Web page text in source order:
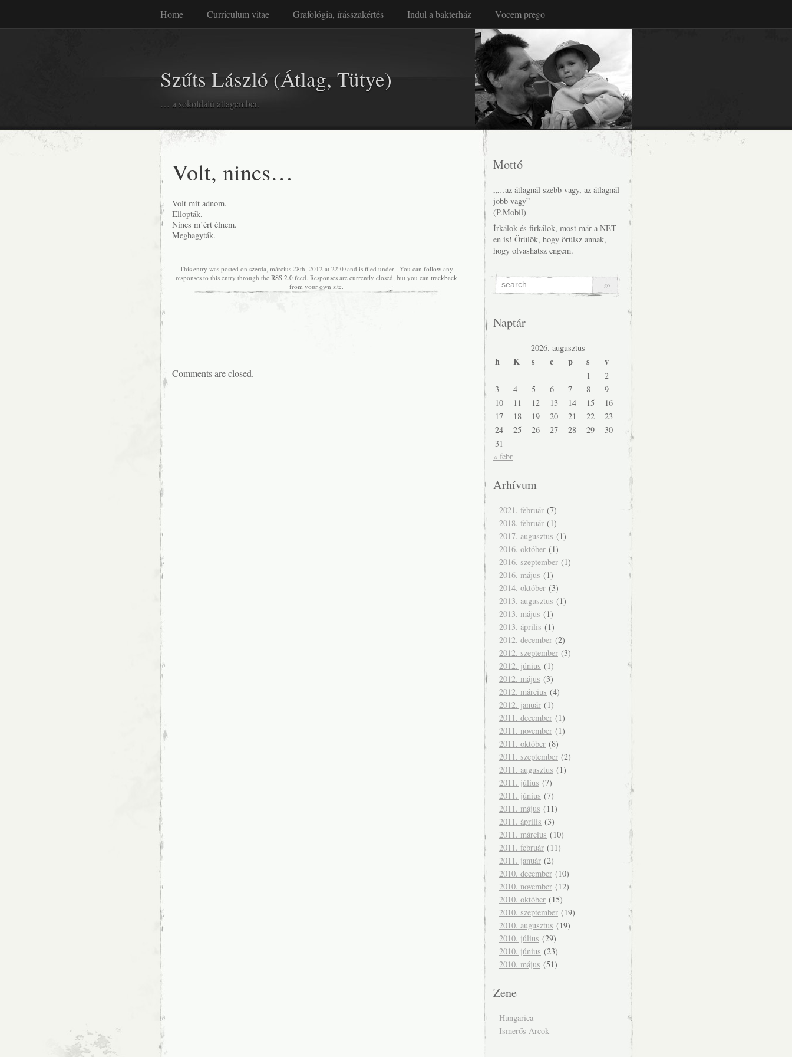
Home Curriculum vitae Grafológia, írásszakértés Indul a bakterház Vocem prego
… a sokoldalú átlagember.
Szűts László (Átlag, Tütye)
Volt, nincs…
Volt mit adnom.
Ellopták.
Nincs m’ért élnem.
Meghagyták.
This entry was posted on szerda, március 28th, 2012 at 22:07and is filed under . You can follow any
responses to this entry through the RSS 2.0 feed. Responses are currently closed, but you can trackback
from your own site.
Comments are closed.
Mottó
„…az átlagnál szebb vagy, az átlagnál
jobb vagy”
(P.Mobil)
Írkálok és firkálok, most már a NET-
en is! Örülök, hogy örülsz annak,
hogy olvashatsz engem.
Naptár
2026. augusztus
h K s c p s v
1
2
3
4 5 6 7 8
9
10
11 12 13 14 15
16
17
18 19 20 21 22
23
24
25 26 27 28 29
30
31
« febr
Arhívum
2021. február (7)
2018. február (1)
2017. augusztus (1)
2016. október (1)
2016. szeptember (1)
2016. május (1)
2014. október (3)
2013. augusztus (1)
2013. május (1)
2013. április (1)
2012. december (2)
2012. szeptember (3)
2012. június (1)
2012. május (3)
2012. március (4)
2012. január (1)
2011. december (1)
2011. november (1)
2011. október (8)
2011. szeptember (2)
2011. augusztus (1)
2011. július (7)
2011. június (7)
2011. május (11)
2011. április (3)
2011. március (10)
2011. február (11)
2011. január (2)
2010. december (10)
2010. november (12)
2010. október (15)
2010. szeptember (19)
2010. augusztus (19)
2010. július (29)
2010. június (23)
2010. május (51)
Zene
Hungarica
Ismerős Arcok